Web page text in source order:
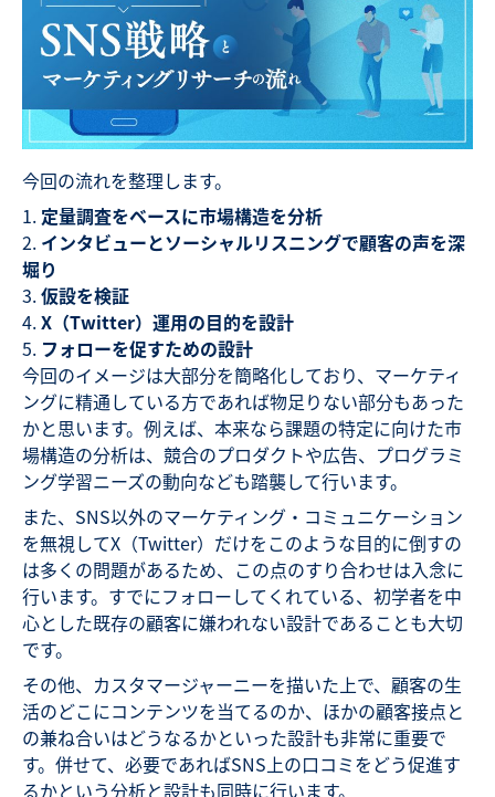
今回の流れを整理します。
定量調査をベースに市場構造を分析
インタビューとソーシャルリスニングで顧客の声を深
堀り
仮設を検証
X（Twitter）運用の目的を設計
フォローを促すための設計
今回のイメージは大部分を簡略化しており、マーケティ
ングに精通している方であれば物足りない部分もあった
かと思います。例えば、本来なら課題の特定に向けた市
場構造の分析は、競合のプロダクトや広告、プログラミ
ング学習ニーズの動向なども踏襲して行います。
また、SNS以外のマーケティング・コミュニケーション
を無視してX（Twitter）だけをこのような目的に倒すの
は多くの問題があるため、この点のすり合わせは入念に
行います。すでにフォローしてくれている、初学者を中
心とした既存の顧客に嫌われない設計であることも大切
です。
その他、カスタマージャーニーを描いた上で、顧客の生
活のどこにコンテンツを当てるのか、ほかの顧客接点と
の兼ね合いはどうなるかといった設計も非常に重要で
す。併せて、必要であればSNS上の口コミをどう促進す
るかという分析と設計も同時に行います。